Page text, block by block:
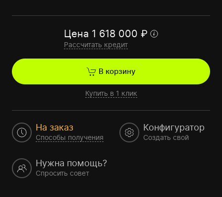
Цена 1 618 000 ₽
Рассчитать кредит
В корзину
Купить в 1 клик
На заказ
Способы получения
Конфигуратор
Создать свой
Нужна помощь?
Спросить совет